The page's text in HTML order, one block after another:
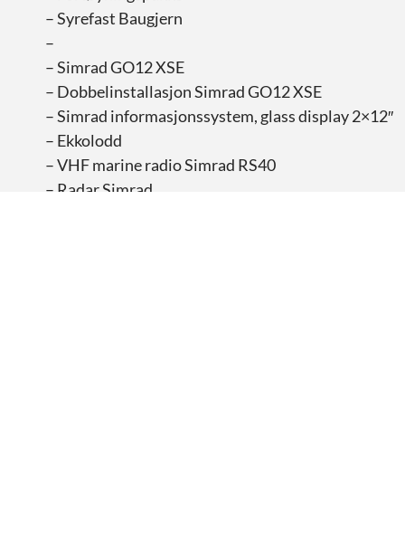
– Syrefast Baugjern
–
– Simrad GO12 XSE
– Dobbelinstallasjon Simrad GO12 XSE
– Simrad informasjonssystem, glass display 2×12″
– Ekkolodd
– VHF marine radio Simrad RS40
– Radar Simrad